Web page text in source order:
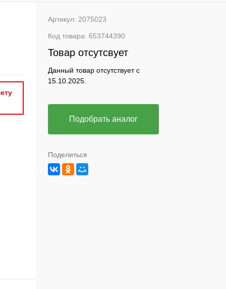
Артикул: 2075023
Код товара: 653744390
Товар отсутсвует
Данный товар отсутствует с
15.10.2025.
Подобрать аналог
Поделиться